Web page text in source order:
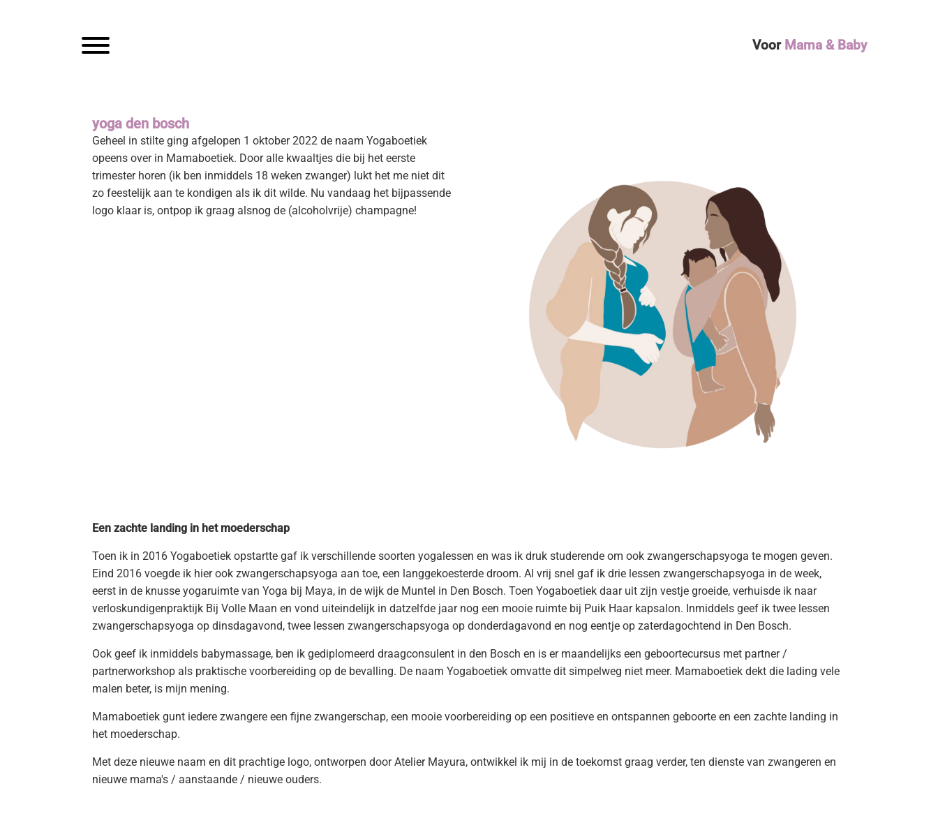
Toggle navigation VoorMama & Baby
yoga den bosch
Geheel in stilte ging afgelopen 1 oktober 2022 de naam Yogaboetiek
opeens over in Mamaboetiek. Door alle kwaaltjes die bij het eerste
trimester horen (ik ben inmiddels 18 weken zwanger) lukt het me niet dit
zo feestelijk aan te kondigen als ik dit wilde. Nu vandaag het bijpassende
logo klaar is, ontpop ik graag alsnog de (alcoholvrije) champagne!
Een zachte landing in het moederschap
Toen ik in 2016 Yogaboetiek opstartte gaf ik verschillende soorten yogalessen en was ik druk studerende om ook zwangerschapsyoga te mogen geven.
Eind 2016 voegde ik hier ook zwangerschapsyoga aan toe, een langgekoesterde droom. Al vrij snel gaf ik drie lessen zwangerschapsyoga in de week,
eerst in de knusse yogaruimte van Yoga bij Maya, in de wijk de Muntel in Den Bosch. Toen Yogaboetiek daar uit zijn vestje groeide, verhuisde ik naar
verloskundigenpraktijk Bij Volle Maan en vond uiteindelijk in datzelfde jaar nog een mooie ruimte bij Puik Haar kapsalon. Inmiddels geef ik twee lessen
zwangerschapsyoga op dinsdagavond, twee lessen zwangerschapsyoga op donderdagavond en nog eentje op zaterdagochtend in Den Bosch.
Ook geef ik inmiddels babymassage, ben ik gediplomeerd draagconsulent in den Bosch en is er maandelijks een geboortecursus met partner /
partnerworkshop als praktische voorbereiding op de bevalling. De naam Yogaboetiek omvatte dit simpelweg niet meer. Mamaboetiek dekt die lading vele
malen beter, is mijn mening.
Mamaboetiek gunt iedere zwangere een fijne zwangerschap, een mooie voorbereiding op een positieve en ontspannen geboorte en een zachte landing in
het moederschap.
Met deze nieuwe naam en dit prachtige logo, ontworpen door Atelier Mayura, ontwikkel ik mij in de toekomst graag verder, ten dienste van zwangeren en
nieuwe mama's / aanstaande / nieuwe ouders.